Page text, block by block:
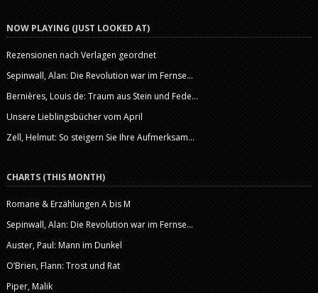
NOW PLAYING (JUST LOOKED AT)
Rezensionen nach Verlagen geordnet
Sepinwall, Alan: Die Revolution war im Fernse...
Bernières, Louis de: Traum aus Stein und Fede...
Unsere Lieblingsbücher vom April
Zell, Helmut: So steigern Sie Ihre Aufmerksam...
CHARTS (THIS MONTH)
Romane & Erzählungen A bis M
Sepinwall, Alan: Die Revolution war im Fernse...
Auster, Paul: Mann im Dunkel
O’Brien, Flann: Trost und Rat
Piper, Malik